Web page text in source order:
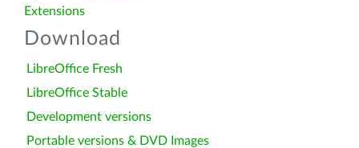
Extensions
Download
LibreOffice Fresh
LibreOffice Stable
Development versions
Portable versions & DVD Images